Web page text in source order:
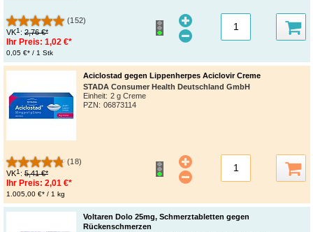
(152)
VK1: 2,76 €*
Ihr Preis: 1,02 €*
0,05 €* / 1 Stk
Aciclostad gegen Lippenherpes Aciclovir Creme
STADA Consumer Health Deutschland GmbH
Einheit: 2 g Creme
PZN: 06873114
(18)
VK1: 5,41 €*
Ihr Preis: 2,01 €*
1.005,00 €* / 1 kg
Voltaren Dolo 25mg, Schmerztabletten gegen
Rückenschmerzen